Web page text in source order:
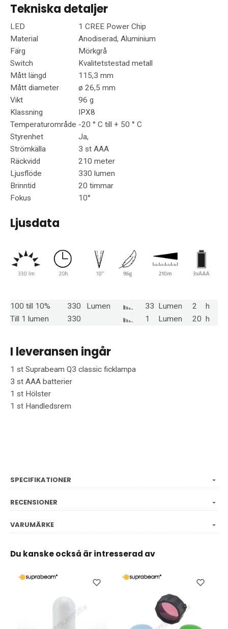
Tekniska detaljer
LED
1 CREE Power Chip
Material
Anodiserad, Aluminium
Färg
Mörkgrå
Switch
Kvalitetstestad metall
Mått längd
115,3 mm
Mått diameter
ø 26,5 mm
Vikt
96 g
Klassning
IPX8
Temperaturområde -20 ° C till + 50 ° C
Styrenhet
Ja,
Strömkälla
3 st AAA
Räckvidd
210 meter
Ljusflöde
330 lumen
Brinntid
20 timmar
Fokus
10°
Ljusdata
100 till 10% 330 Lumen 33 Lumen 2
h
Till 1 lumen
330 1 Lumen 20 h
I leveransen ingår
1 st Suprabeam Q3 classic ficklampa
3 st AAA batterier
1 st Hölster
1 st Handledsrem
SPECIFIKATIONER
RECENSIONER
VARUMÄRKE
Du kanske också är intresserad av